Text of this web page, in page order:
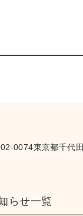
0074東京都千代
らせ一覧